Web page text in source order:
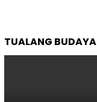
TUALANG BUDAYA